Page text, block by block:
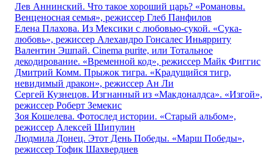
Лев Аннинский. Что такое хороший царь? «Романовы.
Венценосная семья», режиссер Глеб Панфилов
Елена Плахова. Из Мексики с любовью-сукой. «Сука-
любовь», режиссер Алехандро Гонсалес Иньярриту
Валентин Эшпай. Cinema purite, или Тотальное
декодирование. «Временной код», режиссер Майк Фиггис
Дмитрий Комм. Прыжок тигра. «Крадущийся тигр,
невидимый дракон», режиссер Ан Ли
Сергей Кузнецов. Изгнанный из «Макдоналдса». «Изгой»,
режиссер Роберт Земекис
Зоя Кошелева. Фотослед истории. «Старый альбом»,
режиссер Алексей Шипулин
Людмила Донец. Этот День Победы. «Марш Победы»,
режиссер Тофик Шахвердиев